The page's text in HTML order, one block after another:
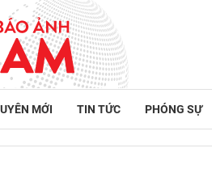
MỚI TIN TỨC PHÓNG SỰ